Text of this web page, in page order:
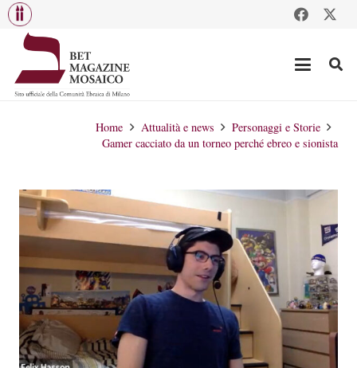
Home Attualità e news
Personaggi e Storie
Gamer cacciato da un torneo perché ebreo e sionista